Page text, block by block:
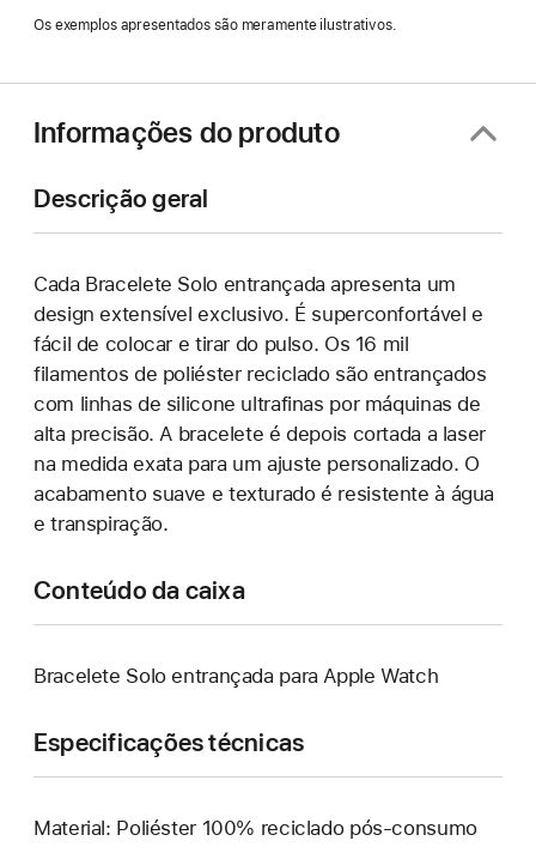
Os exemplos apresentados são meramente ilustrativos.
Informações do produto
Descrição geral
Cada Bracelete Solo entrançada apresenta um
design extensível exclusivo. É superconfortável e
fácil de colocar e tirar do pulso. Os 16 mil
filamentos de poliéster reciclado são entrançados
com linhas de silicone ultrafinas por máquinas de
alta precisão. A bracelete é depois cortada a laser
na medida exata para um ajuste personalizado. O
acabamento suave e texturado é resistente à água
e transpiração.
Conteúdo da caixa
Bracelete Solo entrançada para Apple Watch
Especificações técnicas
Material: Poliéster 100% reciclado pós-consumo